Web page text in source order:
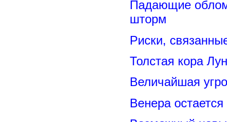
Падающие
шторм
Риски,
Толстая кора
Величайшая
Венера